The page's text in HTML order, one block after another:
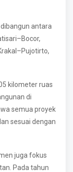
antara
kilometer ruas
di
semua proyek
sesuai dengan
juga fokus
Pada tahun